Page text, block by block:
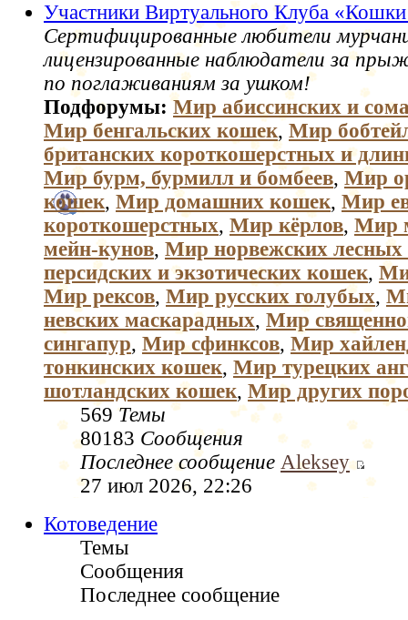
Участники Виртуального Клуба
Сертифицированные любители
лицензированные наблюдатели за
по поглаживаниям за ушком!
Подфорумы:Мир абиссинских и
Мир бенгальских кошек, Мир
британских короткошерстных и
Мир бурм, бурмилл и бомбеев, Мир
кошек, Мир домашних кошек, Мир
короткошерстных, Мир кёрлов, Мир
мейн-кунов, Мир норвежских
персидских и экзотических кошек,
Мир рексов, Мир русских голубых,
невских маскарадных, Мир
сингапур, Мир сфинксов, Мир
тонкинских кошек, Мир турецких
шотландских кошек, Мир других
569 Темы
80183 Сообщения
Последнее сообщение Aleksey
27 июл 2026, 22:26
Котоведение
Темы
Сообщения
Последнее сообщение